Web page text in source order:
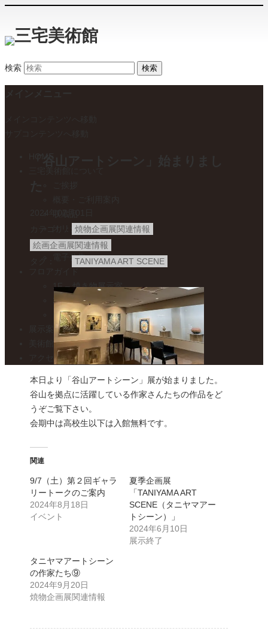
検索
オリジナルグッズのご紹介
目的および事業
電子公告
1F – 焼き物展示室
2F – 絵画展示室
カフェ トワ・メゾン
展示案内・カレンダー
美術館便り
アクセスマップ
焼物企画展関連情報
絵画企画展関連情報
TANIYAMA ART SCENE
本日より「谷山アートシーン」展が始まりました。
谷山を拠点に活躍している作家さんたちの作品をど
うぞご覧下さい。
会期中は高校生以下は入館無料です。
関連
9/7（土）第２回ギャラ
リートークのご案内
2024年8月18日
イベント
夏季企画展
「TANIYAMA ART
SCENE（タニヤマアー
トシーン）」
2024年6月10日
展示終了
タニヤマアートシーン
の作家たち⑨
2024年9月20日
焼物企画展関連情報